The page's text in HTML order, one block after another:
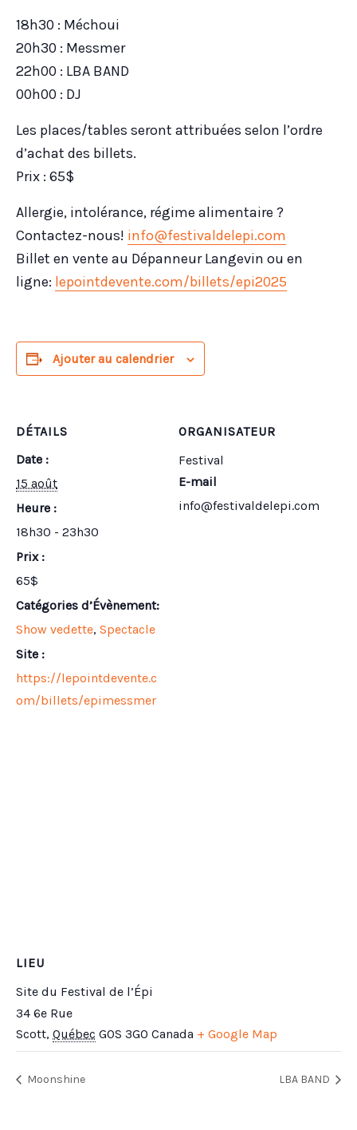
18h30 : Méchoui
20h30 : Messmer
22h00 : LBA BAND
00h00 : DJ
Les places/tables seront attribuées selon l’ordre
d’achat des billets.
Prix : 65$
Allergie, intolérance, régime alimentaire ?
Contactez-nous! info@festivaldelepi.com
Billet en vente au Dépanneur Langevin ou en
ligne: lepointdevente.com/billets/epi2025
Ajouter au calendrier
DÉTAILS
Date :
15 août
Heure :
18h30 - 23h30
Prix :
65$
Catégories d’Évènement:
Show vedette, Spectacle
Site :
https://lepointdevente.c
om/billets/epimessmer
ORGANISATEUR
Festival
E-mail
info@festivaldelepi.com
LIEU
Site du Festival de l’Épi
34 6e Rue
Scott, Québec G0S 3G0 Canada + Google Map
Moonshine LBA BAND